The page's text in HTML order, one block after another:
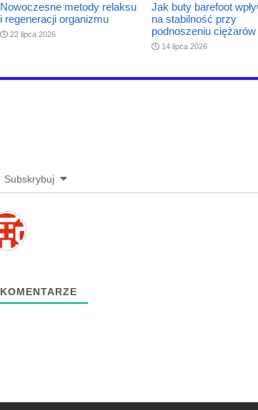
Nowoczesne metody relaksu
i regeneracji organizmu
22 lipca 2026
Jak buty barefoot
na stabilność przy
podnoszeniu ciężarów
14 lipca 2026
Subskrybuj
KOMENTARZE